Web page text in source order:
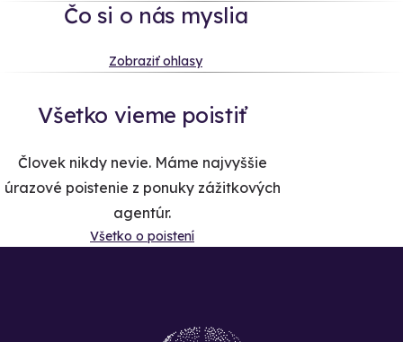
Čo si o nás myslia
Zobraziť ohlasy
Všetko vieme poistiť
Človek nikdy nevie. Máme najvyššie
úrazové poistenie z ponuky zážitkových
agentúr.
Všetko o poistení